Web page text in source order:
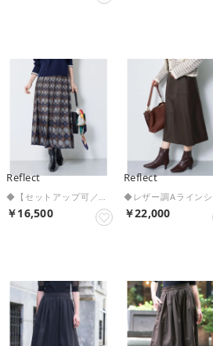
Reflect
◆【セットアップ可／アーガイル柄】ニットスカート （ネイビー(294)）
￥16,500
Reflect
￥22,000